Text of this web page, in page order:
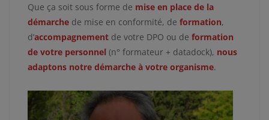
Que ça soit sous forme de mise en place de la
démarche de mise en conformité, de formation,
d’accompagnement de votre DPO ou de formation
de votre personnel (n° formateur + datadock), nous
adaptons notre démarche à votre organisme.